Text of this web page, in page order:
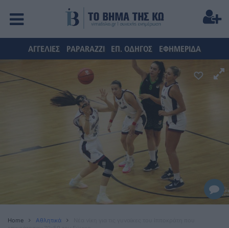
ΑΓΓΕΛΙΕΣ PAPARAZZI ΕΠ. ΟΔΗΓΟΣ ΕΦΗΜΕΡΙΔΑ
Home Αθλητικά